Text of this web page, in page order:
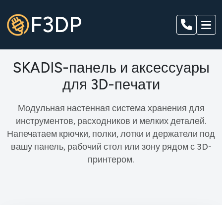
F3DP
SKADIS-панель и аксессуары
для 3D-печати
Модульная настенная система хранения для
инструментов, расходников и мелких деталей.
Напечатаем крючки, полки, лотки и держатели под
вашу панель, рабочий стол или зону рядом с 3D-
принтером.